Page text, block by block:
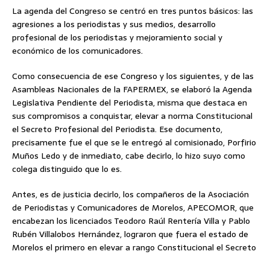
La agenda del Congreso se centró en tres puntos básicos: las
agresiones a los periodistas y sus medios, desarrollo
profesional de los periodistas y mejoramiento social y
económico de los comunicadores.
Como consecuencia de ese Congreso y los siguientes, y de las
Asambleas Nacionales de la FAPERMEX, se elaboró la Agenda
Legislativa Pendiente del Periodista, misma que destaca en
sus compromisos a conquistar, elevar a norma Constitucional
el Secreto Profesional del Periodista. Ese documento,
precisamente fue el que se le entregó al comisionado, Porfirio
Muños Ledo y de inmediato, cabe decirlo, lo hizo suyo como
colega distinguido que lo es.
Antes, es de justicia decirlo, los compañeros de la Asociación
de Periodistas y Comunicadores de Morelos, APECOMOR, que
encabezan los licenciados Teodoro Raúl Rentería Villa y Pablo
Rubén Villalobos Hernández, lograron que fuera el estado de
Morelos el primero en elevar a rango Constitucional el Secreto